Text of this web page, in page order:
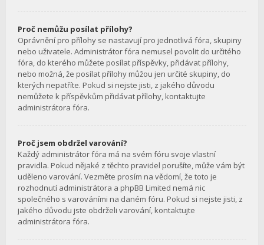
Proč nemůžu posílat přílohy?
Oprávnění pro přílohy se nastavují pro jednotlivá fóra, skupiny
nebo uživatele. Administrátor fóra nemusel povolit do určitého
fóra, do kterého můžete posílat příspěvky, přidávat přílohy,
nebo možná, že posílat přílohy můžou jen určité skupiny, do
kterých nepatříte. Pokud si nejste jisti, z jakého důvodu
nemůžete k příspěvkům přidávat přílohy, kontaktujte
administrátora fóra.
Proč jsem obdržel varování?
Každý administrátor fóra má na svém fóru svoje vlastní
pravidla. Pokud nějaké z těchto pravidel porušíte, může vám být
uděleno varování. Vezměte prosím na vědomí, že toto je
rozhodnutí administrátora a phpBB Limited nemá nic
společného s varováními na daném fóru. Pokud si nejste jisti, z
jakého důvodu jste obdrželi varování, kontaktujte
administrátora fóra.